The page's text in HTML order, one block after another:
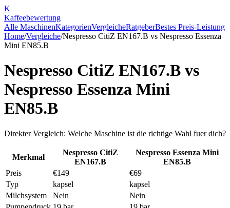
K
Kaffeebewertung
Alle MaschinenKategorienVergleicheRatgeberBestes Preis-Leistung
Home/Vergleiche/Nespresso CitiZ EN167.B vs Nespresso Essenza
Mini EN85.B
Nespresso CitiZ EN167.B vs
Nespresso Essenza Mini
EN85.B
Direkter Vergleich: Welche Maschine ist die richtige Wahl fuer dich?
Merkmal
Nespresso CitiZ
EN167.B
Nespresso Essenza Mini
EN85.B
Preis
€149
€69
Typ
kapsel
kapsel
Milchsystem
Nein
Nein